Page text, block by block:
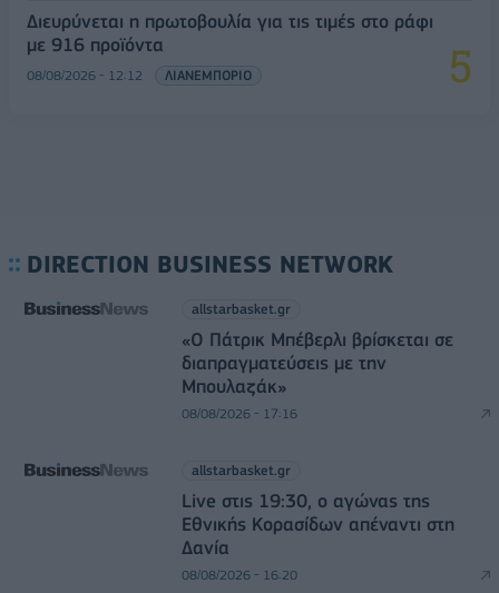
Διευρύνεται η πρωτοβουλία για τις τιμές στο ράφι
με 916 προϊόντα
08/08/2026 - 12:12 ΛΙΑΝΕΜΠΟΡΙΟ
DIRECTION BUSINESS NETWORK
allstarbasket.gr
«Ο Πάτρικ Μπέβερλι βρίσκεται σε
διαπραγματεύσεις με την
Μπουλαζάκ»
08/08/2026 - 17:16
allstarbasket.gr
Live στις 19:30, ο αγώνας της
Εθνικής Κορασίδων απέναντι στη
Δανία
08/08/2026 - 16:20